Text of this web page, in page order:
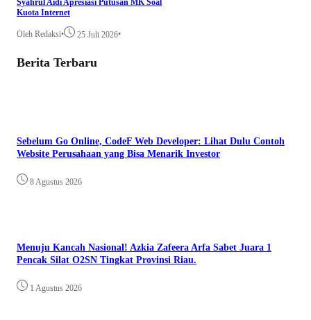
Syahrul Aidi Apresiasi Putusan MK Soal
Kuota Internet
Oleh Redaksi• 25 Juli 2026•
Berita Terbaru
Sebelum Go Online, CodeF Web Developer: Lihat Dulu Contoh
Website Perusahaan yang Bisa Menarik Investor
8 Agustus 2026
Menuju Kancah Nasional! Azkia Zafeera Arfa Sabet Juara 1
Pencak Silat O2SN Tingkat Provinsi Riau.
1 Agustus 2026